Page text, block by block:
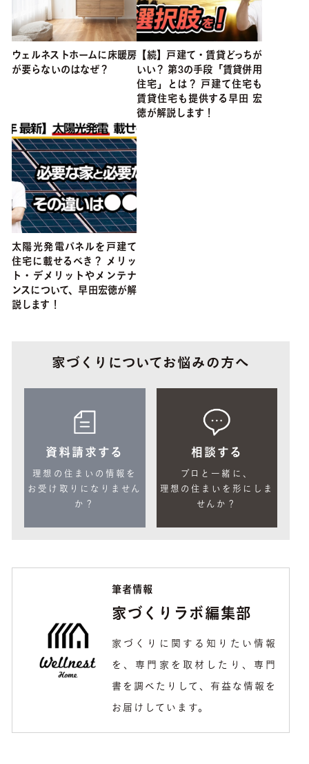
ウェルネストホームに床暖房
が要らないのはなぜ？
【続】戸建て・賃貸どっちが
いい？ 第3の手段「賃貸併用
住宅」とは？ 戸建て住宅も
賃貸住宅も提供する早田 宏
徳が解説します！
太陽光発電パネルを戸建て
住宅に載せるべき？ メリッ
ト・デメリットやメンテナ
ンスについて、早田宏徳が解
説します！
家づくりについてお悩みの方へ
資料請求する
理想の住まいの情報を
お受け取りになりません
か？
相談する
プロと一緒に、
理想の住まいを形にしま
せんか？
筆者情報
家づくりラボ編集部
家づくりに関する知りたい情報
を、専門家を取材したり、専門
書を調べたりして、有益な情報を
お届けしています。